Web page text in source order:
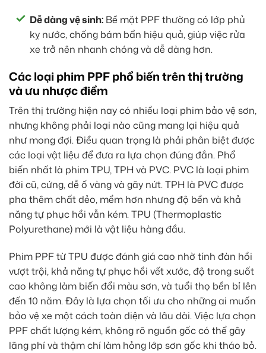
Dễ dàng vệ sinh: Bề mặt PPF thường có lớp phủ
kỵ nước, chống bám bẩn hiệu quả, giúp việc rửa
xe trở nên nhanh chóng và dễ dàng hơn.
Các loại phim PPF phổ biến trên thị trường
và ưu nhược điểm
Trên thị trường hiện nay có nhiều loại phim bảo vệ sơn,
nhưng không phải loại nào cũng mang lại hiệu quả
như mong đợi. Điều quan trọng là phải phân biệt được
các loại vật liệu để đưa ra lựa chọn đúng đắn. Phổ
biến nhất là phim TPU, TPH và PVC. PVC là loại phim
đời cũ, cứng, dễ ố vàng và gãy nứt. TPH là PVC được
pha thêm chất dẻo, mềm hơn nhưng độ bền và khả
năng tự phục hồi vẫn kém. TPU (Thermoplastic
Polyurethane) mới là vật liệu hàng đầu.
Phim PPF từ TPU được đánh giá cao nhờ tính đàn hồi
vượt trội, khả năng tự phục hồi vết xước, độ trong suốt
cao không làm biến đổi màu sơn, và tuổi thọ bền bỉ lên
đến 10 năm. Đây là lựa chọn tối ưu cho những ai muốn
bảo vệ xe một cách toàn diện và lâu dài. Việc lựa chọn
PPF chất lượng kém, không rõ nguồn gốc có thể gây
lãng phí và thậm chí làm hỏng lớp sơn gốc khi tháo bỏ.